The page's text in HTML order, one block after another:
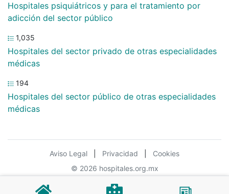
Hospitales psiquiátricos y para el tratamiento por
adicción del sector público
1,035
Hospitales del sector privado de otras especialidades
médicas
194
Hospitales del sector público de otras especialidades
médicas
Aviso Legal Privacidad
Cookies
© 2026 hospitales.org.mx